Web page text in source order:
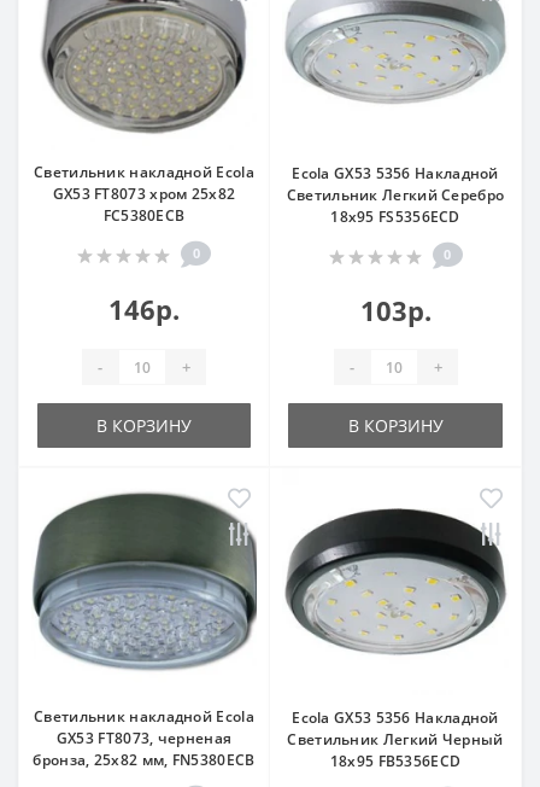
Светильник накладной Ecola
GX53 FT8073 хром 25x82
FC5380ECB
0
146р.
- +
В КОРЗИНУ
Ecola GX53 5356 Накладной
Светильник Легкий Серебро
18x95 FS5356ECD
0
103р.
- +
В КОРЗИНУ
Светильник накладной Ecola
GX53 FT8073, черненая
бронза, 25x82 мм, FN5380ECB
Ecola GX53 5356 Накладной
Светильник Легкий Черный
18x95 FB5356ECD